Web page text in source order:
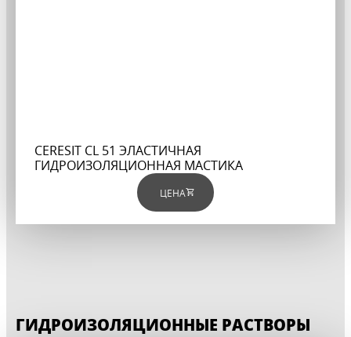
CERESIT CL 51 ЭЛАСТИЧНАЯ
ГИДРОИЗОЛЯЦИОННАЯ МАСТИКА
ЦЕНА
ГИДРОИЗОЛЯЦИОННЫЕ РАСТВОРЫ